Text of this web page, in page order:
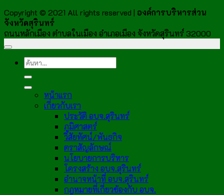
Copyright © 2021 All rights reserved | องค์การบริหารส่วน
จังหวัดสุรินทร์
ถนนหลักเมือง ตำบลในเมือง อำเภอเมือง จังหวัดสุรินทร์ 32000
หน้าแรก
เกี่ยวกับเรา
ประวัติ อบจ.สุรินทร์
ภูมิศาสตร์
วิสัยทัศน์/พันธกิจ
ตราสัญลักษณ์
นโยบายการบริหาร
โครงสร้าง อบจ.สุรินทร์
อำนาจหน้าที่ อบจ.สุรินทร์
กฎหมายที่เกี่ยวข้องกับ อบจ.